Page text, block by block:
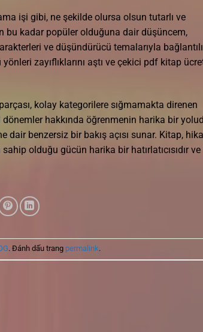
işi gibi, ne şekilde olursa olsun tutarlı ve
bu kadar popüler olduğuna dair düşüncem,
ve düşündürücü temalarıyla bağlantılı
zayıflıklarını aştı ve çekici pdf kitap
kolay kategorilere sığmamakta direnen
hakkında öğrenmenin harika bir
benzersiz bir bakış açısı sunar. Kitap,
olduğu gücün harika bir hatırlatıcısıdır ve
. Đánh dấu trang permalink.